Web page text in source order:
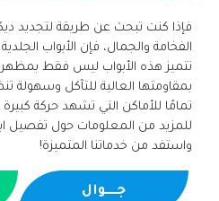
فإذا كنت تبحث عن طريقة لتجديد
الفخامة والجمال، فإن الأبواب
تتميز هذه الأبواب ليس فقط
بمقاومتها العالية للتآكل وسهولة
تمامًا للأماكن التي تشهد حركة
للمزيد من المعلومات حول تفصيل
واستفد من خدماتنا المتميزة!
جــــوال